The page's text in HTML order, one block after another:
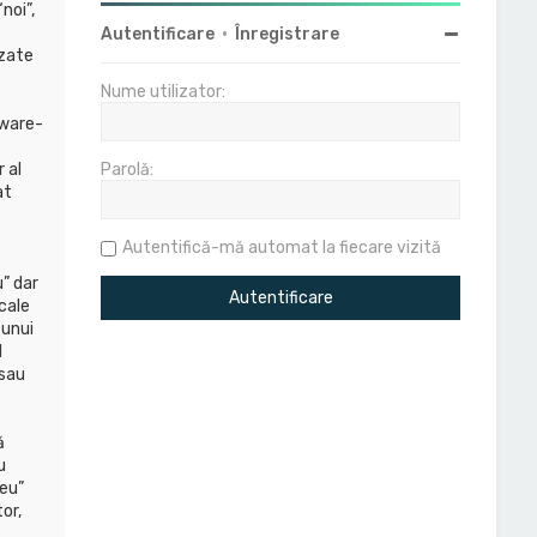
dar
Autentificare • Înregistrare
Nume utilizator:
Parolă:
Autentifică-mă automat la fiecare vizită